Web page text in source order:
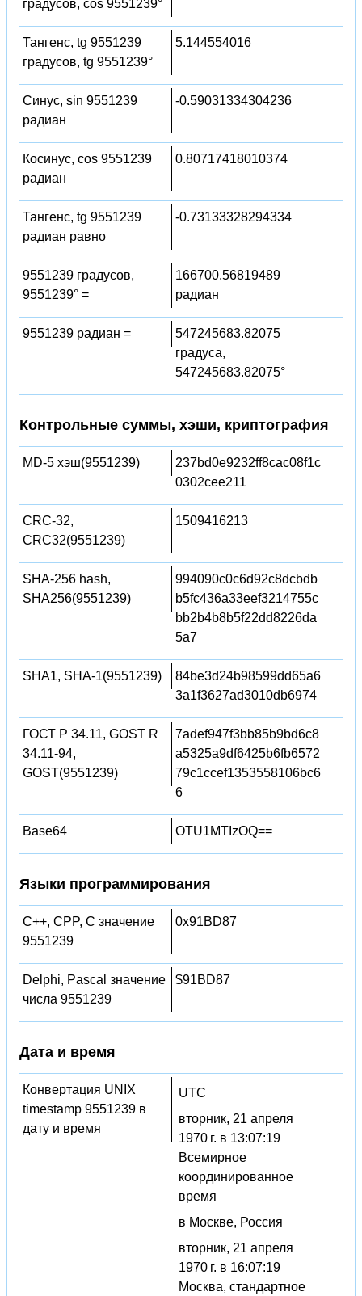
градусов, cos 9551239°
Тангенс, tg 9551239
градусов, tg 9551239°
5.144554016
Синус, sin 9551239
радиан
-0.59031334304236
Косинус, cos 9551239
радиан
0.80717418010374
Тангенс, tg 9551239
радиан равно
-0.73133328294334
9551239 градусов,
9551239° =
166700.56819489
радиан
9551239 радиан =
547245683.82075
градуса,
547245683.82075°
Контрольные суммы, хэши, криптография
MD-5 хэш(9551239)
237bd0e9232ff8cac08f1c
0302cee211
CRC-32,
CRC32(9551239)
1509416213
SHA-256 hash,
SHA256(9551239)
994090c0c6d92c8dcbdb
b5fc436a33eef3214755c
bb2b4b8b5f22dd8226da
5a7
SHA1, SHA-1(9551239)
84be3d24b98599dd65a6
3a1f3627ad3010db6974
ГОСТ Р 34.11, GOST R
34.11-94,
GOST(9551239)
7adef947f3bb85b9bd6c8
a5325a9df6425b6fb6572
79c1ccef1353558106bc6
6
Base64 OTU1MTIzOQ==
Языки программирования
C++, CPP, C значение
9551239
0x91BD87
Delphi, Pascal значение
числа 9551239
$91BD87
Дата и время
Конвертация UNIX
timestamp 9551239 в
дату и время
UTC
вторник, 21 апреля
1970 г. в 13:07:19
Всемирное
координированное
время
в Москве, Россия
вторник, 21 апреля
1970 г. в 16:07:19
Москва, стандартное